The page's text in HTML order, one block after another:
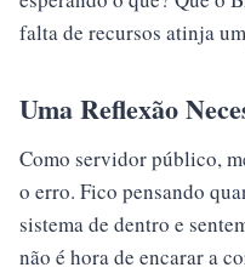
falta de recursos atinja
Uma Reflexão
Como servidor público,
o erro. Fico pensando
sistema de dentro e
não é hora de encarar a